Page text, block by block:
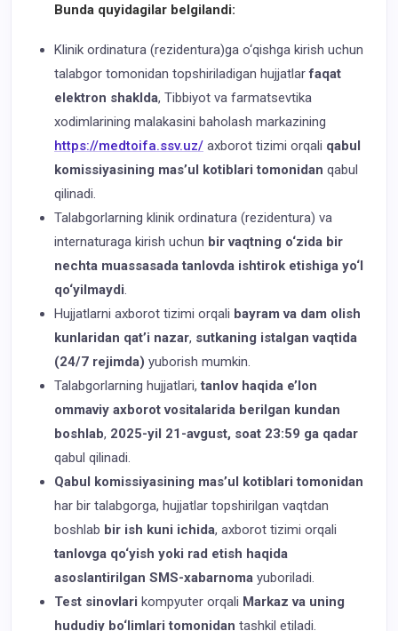
Bunda quyidagilar belgilandi:
Klinik ordinatura (rezidentura)ga o‘qishga kirish uchun
talabgor tomonidan topshiriladigan hujjatlarfaqat
elektron shaklda, Tibbiyot va farmatsevtika
xodimlarining malakasini baholash markazining
https://medtoifa.ssv.uz/ axborot tizimi orqali qabul
komissiyasining mas’ul kotiblari tomonidan qabul
qilinadi.
Talabgorlarning klinik ordinatura (rezidentura) va
internaturaga kirish uchun bir vaqtning o‘zida bir
nechta muassasada tanlovda ishtirok etishiga yo‘l
qo‘yilmaydi.
Hujjatlarni axborot tizimi orqali bayram va dam olish
kunlaridan qat’i nazar, sutkaning istalgan vaqtida
(24/7 rejimda) yuborish mumkin.
Talabgorlarning hujjatlari,tanlov haqida e’lon
ommaviy axborot vositalarida berilgan kundan
boshlab, 2025-yil 21-avgust, soat 23:59 ga qadar
qabul qilinadi.
Qabul komissiyasining mas’ul kotiblari tomonidan
har bir talabgorga, hujjatlar topshirilgan vaqtdan
boshlab bir ish kuni ichida, axborot tizimi orqali
tanlovga qo‘yish yoki rad etish haqida
asoslantirilgan SMS-xabarnoma yuboriladi.
Test sinovlari kompyuter orqali Markaz va uning
hududiy bo‘limlari tomonidan tashkil etiladi.